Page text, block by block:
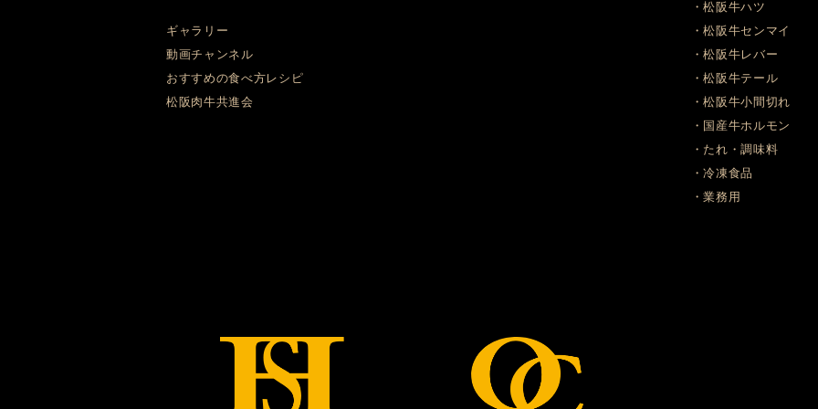
ギャラリー
動画チャンネル
おすすめの食べ方レシピ
松阪肉牛共進会
・松阪牛ハツ
・松阪牛センマイ
・松阪牛レバー
・松阪牛テール
・松阪牛小間切れ
・国産牛ホルモン
・たれ・調味料
・冷凍食品
・業務用